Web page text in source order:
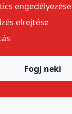
engedélyezése
elrejtése
Fogj neki